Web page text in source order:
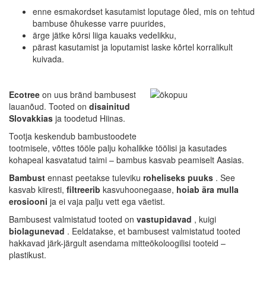
enne esmakordset kasutamist loputage õled, mis on tehtud
bambuse õhukesse varre puurides,
ärge jätke kõrsi liiga kauaks vedelikku,
pärast kasutamist ja loputamist laske kõrtel korralikult
kuivada.
Ecotree on uus bränd bambusest
lauanõud. Tooted on disainitud
Slovakkias ja toodetud Hiinas.
Tootja keskendub bambustoodete
tootmisele, võttes tööle palju kohalikke töölisi ja kasutades
kohapeal kasvatatud taimi – bambus kasvab peamiselt Aasias.
Bambust ennast peetakse tuleviku roheliseks puuks . See
kasvab kiiresti, filtreerib kasvuhoonegaase, hoiab ära mulla
erosiooni ja ei vaja palju vett ega väetist.
Bambusest valmistatud tooted on vastupidavad , kuigi
biolagunevad . Eeldatakse, et bambusest valmistatud tooted
hakkavad järk-järgult asendama mitteökoloogilisi tooteid –
plastikust.